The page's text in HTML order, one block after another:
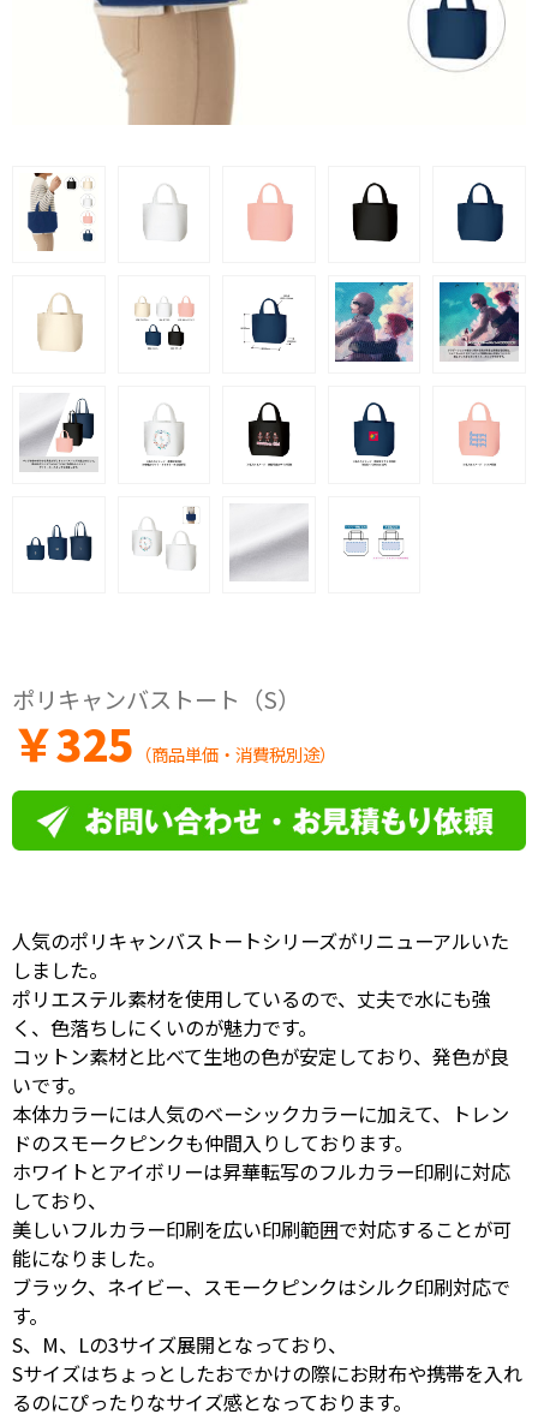
ポリキャンバストート（S）
￥325 （商品単価・消費税別途）
人気のポリキャンバストートシリーズがリニューアルいた
しました。
ポリエステル素材を使用しているので、丈夫で水にも強
く、色落ちしにくいのが魅力です。
コットン素材と比べて生地の色が安定しており、発色が良
いです。
本体カラーには人気のベーシックカラーに加えて、トレン
ドのスモークピンクも仲間入りしております。
ホワイトとアイボリーは昇華転写のフルカラー印刷に対応
しており、
美しいフルカラー印刷を広い印刷範囲で対応することが可
能になりました。
ブラック、ネイビー、スモークピンクはシルク印刷対応で
す。
S、M、Lの3サイズ展開となっており、
Sサイズはちょっとしたおでかけの際にお財布や携帯を入れ
るのにぴったりなサイズ感となっております。